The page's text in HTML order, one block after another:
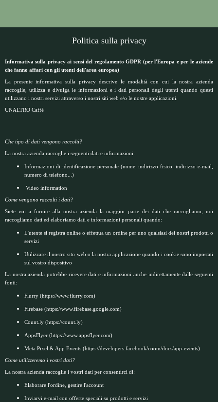
Politica sulla privacy
Informativa sulla privacy ai sensi del regolamento GDPR (per l'Europa e per le aziende
che fanno affari con gli utenti dell'area europea)
La presente informativa sulla privacy descrive le modalità con cui la nostra azienda
raccoglie, utilizza e divulga le informazioni e i dati personali degli utenti quando questi
utilizzano i nostri servizi attraverso i nostri siti web e/o le nostre applicazioni.
UNALTRO Caffè
Che tipo di dati vengono raccolti?
La nostra azienda raccoglie i seguenti dati e informazioni:
Informazioni di identificazione personale (nome, indirizzo fisico, indirizzo e-mail,
numero di telefono...)
Video information
Come vengono raccolti i dati?
Siete voi a fornire alla nostra azienda la maggior parte dei dati che raccogliamo, noi
raccogliamo dati ed elaboriamo dati e informazioni personali quando:
L'utente si registra online o effettua un ordine per uno qualsiasi dei nostri prodotti o
servizi
Utilizzare il nostro sito web o la nostra applicazione quando i cookie sono impostati
sul vostro dispositivo
La nostra azienda potrebbe ricevere dati e informazioni anche indirettamente dalle seguenti
fonti:
Flurry (https://www.flurry.com)
Firebase (https://www.firebase.google.com)
Count.ly (https://count.ly)
AppsFlyer (https://www.appsflyer.com)
Meta Pixel & App Events (https://developers.facebook/coom/docs/app-events)
Come utilizzeremo i vostri dati?
La nostra azienda raccoglie i vostri dati per consentirci di:
Elaborare l'ordine, gestire l'account
Inviarvi e-mail con offerte speciali su prodotti e servizi